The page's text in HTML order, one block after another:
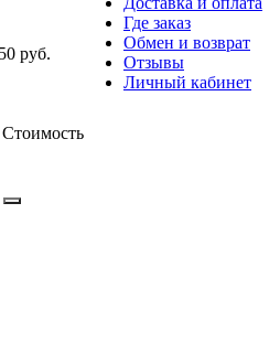
Где заказ
Обмен и возврат
Отзывы
Личный кабинет
руб.
Стоимость